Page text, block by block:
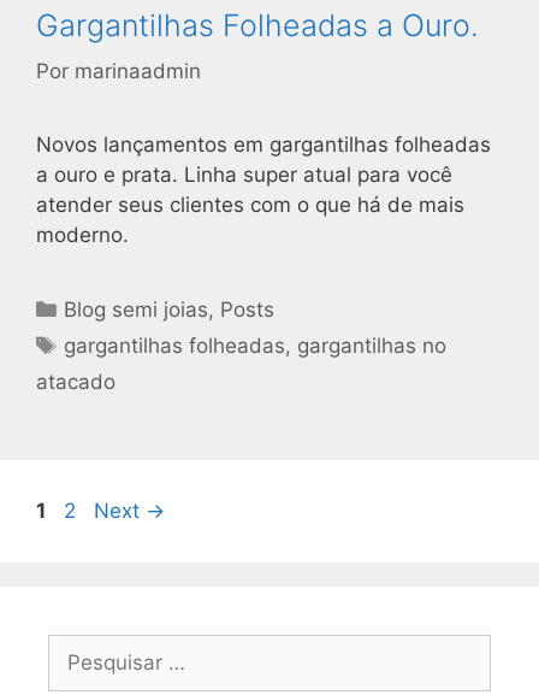
Gargantilhas Folheadas a Ouro.
Por marinaadmin
Novos lançamentos em gargantilhas folheadas
a ouro e prata. Linha super atual para você
atender seus clientes com o que há de mais
moderno.
Blog semi joias, Posts
gargantilhas folheadas, gargantilhas no
atacado
1 2 Next →